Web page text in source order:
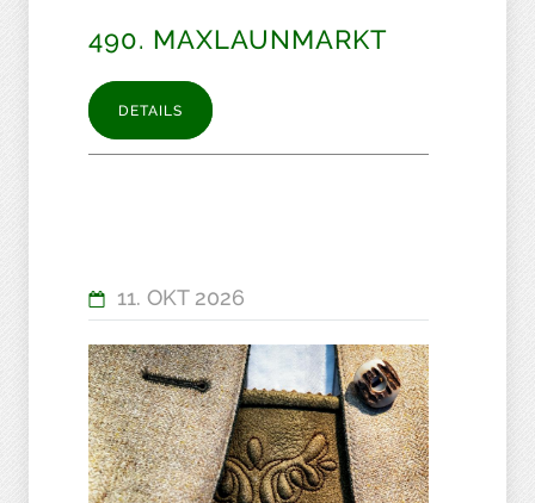
490. MAXLAUNMARKT
DETAILS
11. OKT 2026